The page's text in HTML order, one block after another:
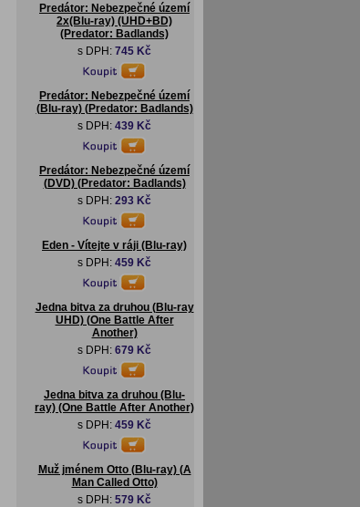
Predátor: Nebezpečné území
2x(Blu-ray) (UHD+BD)
(Predator: Badlands)
s DPH: 745 Kč
Predátor: Nebezpečné území
(Blu-ray) (Predator: Badlands)
s DPH: 439 Kč
Predátor: Nebezpečné území
(DVD) (Predator: Badlands)
s DPH: 293 Kč
Eden - Vítejte v ráji (Blu-ray)
s DPH: 459 Kč
Jedna bitva za druhou (Blu-ray
UHD) (One Battle After
Another)
s DPH: 679 Kč
Jedna bitva za druhou (Blu-
ray) (One Battle After Another)
s DPH: 459 Kč
Muž jménem Otto (Blu-ray) (A
Man Called Otto)
s DPH: 579 Kč